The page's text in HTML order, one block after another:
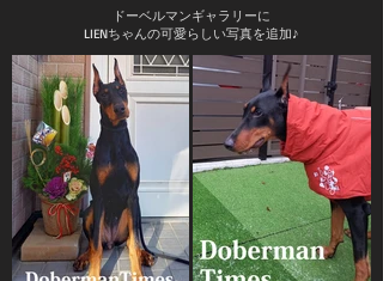
ドーベルマンギャラリーに
LIENちゃんの可愛らしい写真を追加♪